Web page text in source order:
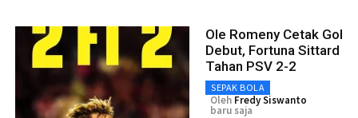
Ole Romeny Cetak Gol
Debut, Fortuna Sittard
Tahan PSV 2-2
SEPAK BOLA
Oleh Fredy Siswanto
baru saja